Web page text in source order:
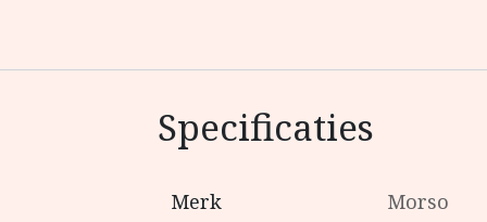
Specificaties
Merk Morso